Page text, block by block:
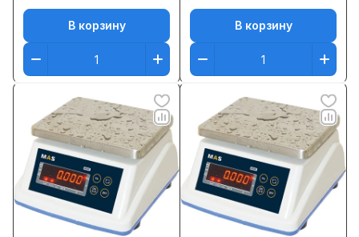
В корзину В корзину